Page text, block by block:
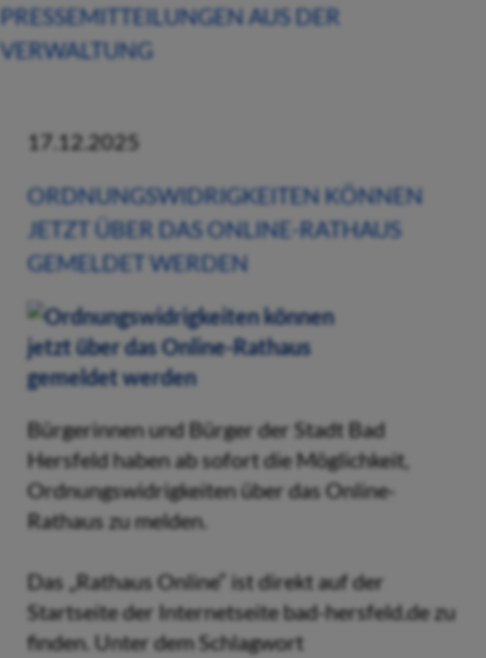
PRESSEMITTEILUNGEN AUS DER
VERWALTUNG
17.12.2025
ORDNUNGSWIDRIGKEITEN KÖNNEN
JETZT ÜBER DAS ONLINE-RATHAUS
GEMELDET WERDEN
Bürgerinnen und Bürger der Stadt Bad
Hersfeld haben ab sofort die Möglichkeit,
Ordnungswidrigkeiten über das Online-
Rathaus zu melden.
Das „Rathaus Online“ ist direkt auf der
Startseite der Internetseite bad-hersfeld.de zu
finden. Unter dem Schlagwort